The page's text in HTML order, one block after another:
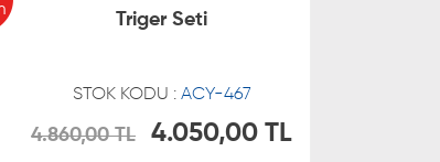
Triger Seti
STOK KODU : ACY-467
4.860,00 TL 4.050,00 TL